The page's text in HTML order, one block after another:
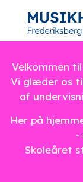
Velkommen
Vi glæder os
af
Her på
-
Skoleåret